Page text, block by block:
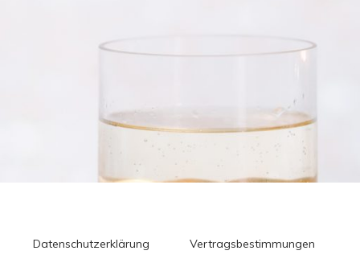
Datenschutzerklärung
Vertragsbestimmungen